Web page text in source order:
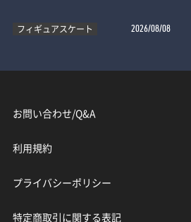
フィギュアスケート 2026/08/08
お問い合わせ/Q&A
利用規約
プライバシーポリシー
特定商取引に関する表記